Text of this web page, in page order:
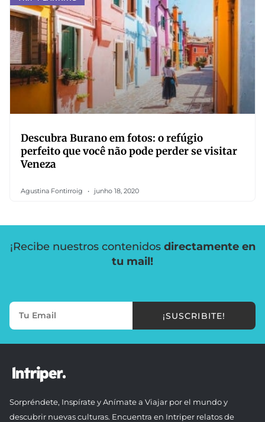
Descubra Burano em fotos: o refúgio
perfeito que você não pode perder se visitar
Veneza
Agustina Fontirroig junho 18, 2020
¡Recibe nuestros contenidos directamente en
tu mail!
¡SUSCRIBITE!
Sorpréndete, Inspírate y Anímate a Viajar por el mundo y
descubrir nuevas culturas. Encuentra en Intriper relatos de